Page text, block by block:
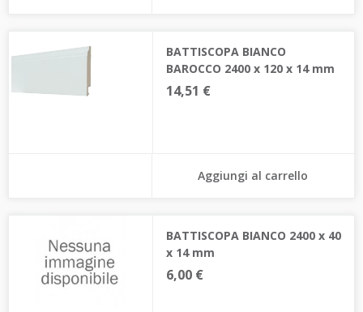
BATTISCOPA BIANCO
BAROCCO 2400 x 120 x 14 mm
14,51 €
Aggiungi al carrello
BATTISCOPA BIANCO 2400 x 40
x 14 mm
6,00 €